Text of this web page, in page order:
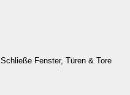
Schließe Fenster, Türen & Tore